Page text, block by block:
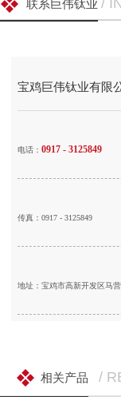
联系巨伟钛业 /
宝鸡巨伟钛业有限
电话： 0917 - 3125849
传真：0917 - 3125849
地址：宝鸡市高新开发区马
相关产品 /